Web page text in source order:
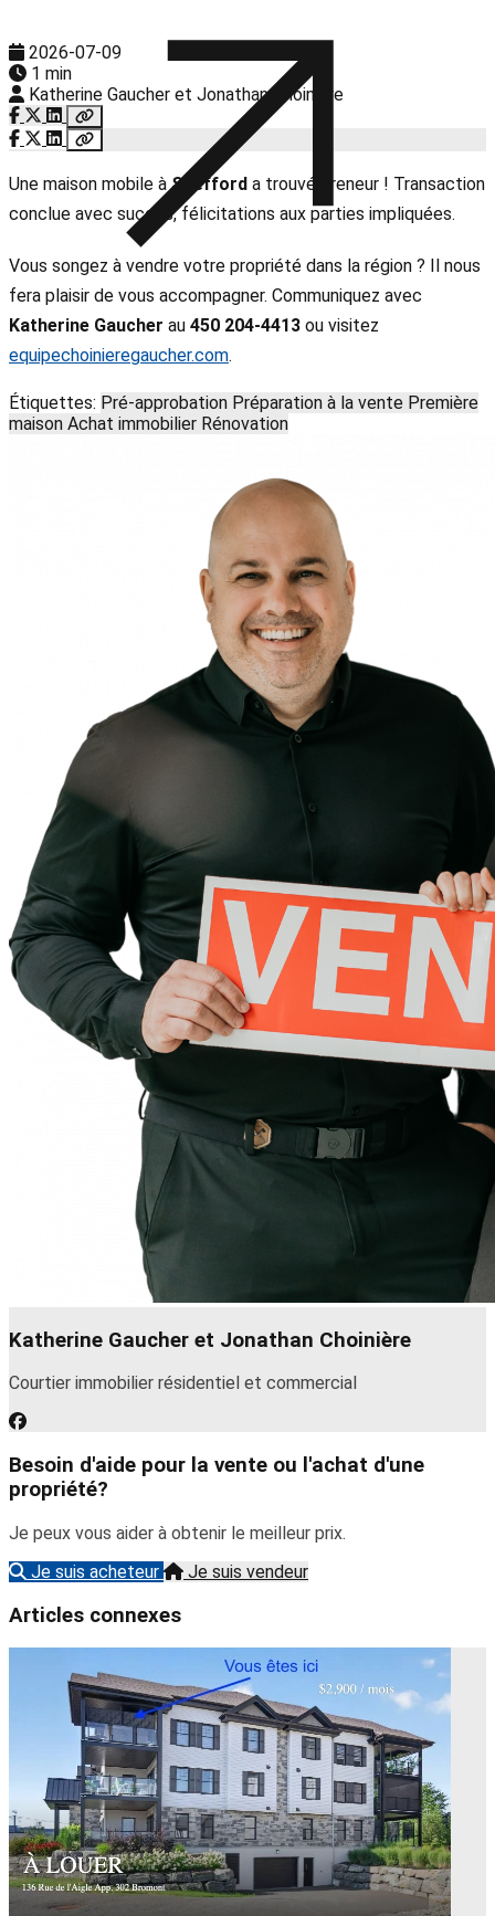
2026-07-09
1 min
Katherine Gaucher et Jonathan Choinière
Une maison mobile àShefford a trouvé preneur ! Transaction
conclue avec succès, félicitations aux parties impliquées.
Vous songez à vendre votre propriété dans la région ? Il nous
fera plaisir de vous accompagner. Communiquez avec
Katherine Gaucher au 450 204-4413 ou visitez
equipechoinieregaucher.com.
Étiquettes: Pré-approbation Préparation à la vente Première
maison Achat immobilier Rénovation
Katherine Gaucher et Jonathan Choinière
Courtier immobilier résidentiel et commercial
Besoin d'aide pour la vente ou l'achat d'une
propriété?
Je peux vous aider à obtenir le meilleur prix.
Je suis acheteur
Je suis vendeur
Articles connexes